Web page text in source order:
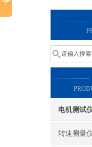
电机测试
转速测量